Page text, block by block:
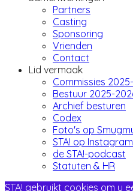
Partners
Casting
Sponsoring
Vrienden
Contact
Lid vermaak
Commissies
Bestuur 2025-
Archief besturen
Codex
Foto's op
STA! op Instagram
de STA!-podcast
Statuten & HR
STA! gebruikt cookies om u